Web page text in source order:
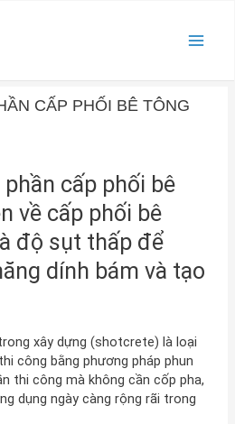
Menu
CẤP PHỐI BÊ TÔNG
cấp phối bê
về cấp phối bê
độ sụt thấp để
dính bám và tạo
xây dựng (shotcrete) là loại
công bằng phương pháp phun
thi công mà không cần cốp pha,
dụng ngày càng rộng rãi trong